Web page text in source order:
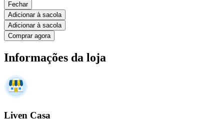
Fechar
Adicionar à sacola
Adicionar à sacola
Comprar agora
Informações da loja
Liven Casa